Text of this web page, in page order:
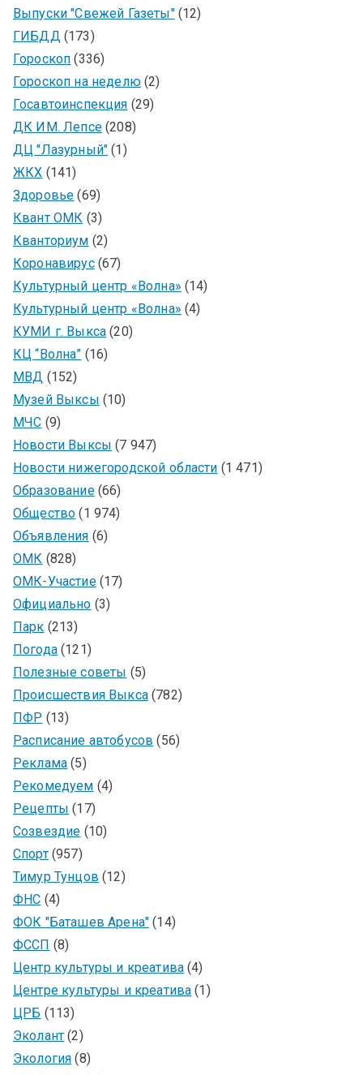
Выпуски "Свежей Газеты"(12)
ГИБДД(173)
Гороскоп (336)
Гороскоп на неделю(2)
Госавтоинспекция (29)
ДК ИМ. Лепсе(208)
ДЦ "Лазурный" (1)
ЖКХ (141)
Здоровье (69)
Квант ОМК (3)
Кванториум (2)
Коронавирус(67)
Культурный центр «Волна» (14)
Культурный центр «Волна» (4)
КУМИ г. Выкса (20)
КЦ “Волна” (16)
МВД (152)
Музей Выксы (10)
МЧС (9)
Новости Выксы (7 947)
Новости нижегородской области (1 471)
Образование(66)
Общество (1 974)
Объявления (6)
ОМК (828)
ОМК-Участие(17)
Официально (3)
Парк (213)
Погода(121)
Полезные советы (5)
Происшествия Выкса(782)
ПФР (13)
Расписание автобусов (56)
Реклама (5)
Рекомедуем (4)
Рецепты (17)
Созвездие (10)
Спорт(957)
Тимур Тунцов (12)
ФНС (4)
ФОК "Баташев Арена" (14)
ФССП (8)
Центр культуры и креатива (4)
Центре культуры и креатива (1)
ЦРБ (113)
Эколант (2)
Экология (8)